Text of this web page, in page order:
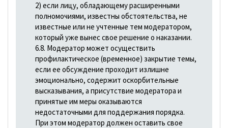
2) если лицу, обладающему расширенными
полномочиями, известны обстоятельства, не
известные или не учтенные тем модератором,
который уже вынес свое решение о наказании.
6.8. Модератор может осуществить
профилактическое (временное) закрытие темы,
если ее обсуждение проходит излишне
эмоционально, содержит оскорбительные
высказывания, а присутствие модератора и
принятые им меры оказываются
недостаточными для поддержания порядка.
При этом модератор должен оставить свое